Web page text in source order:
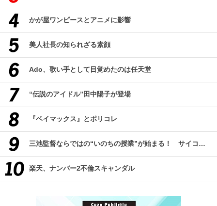
かが屋ワンピースとアニメに影響
美人社長の知られざる素顔
Ado、歌い手として目覚めたのは任天堂
“伝説のアイドル”田中陽子が登場
『ベイマックス』とポリコレ
三池監督ならではの“いのちの授業”が始まる！ サイコパス教師と過ごす恐怖の文化祭『悪の教典』
楽天、ナンバー2不倫スキャンダル